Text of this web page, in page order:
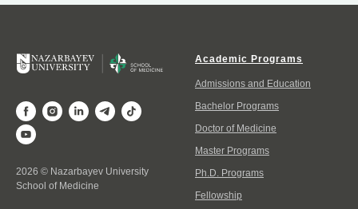
2026 © Nazarbayev University
School of Medicine
Academic Programs
Admissions and Education
Bachelor Programs
Doctor of Medicine
Master Programs
Ph.D. Programs
Fellowship